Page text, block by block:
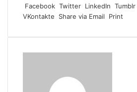
c
e
o
i
t
e
n
k
d
m
b
r
n
t
r
d
d
t
a
t
A
Facebook Twitter LinkedIn Tumblr
VKontakte
Share via Email Print